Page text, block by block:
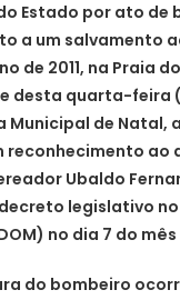
Estado por ato de
a um salvamento
de 2011, na Praia
desta quarta-feira
Municipal de Natal,
reconhecimento ao
Ubaldo
legislativo
no dia 7 do
do bombeiro